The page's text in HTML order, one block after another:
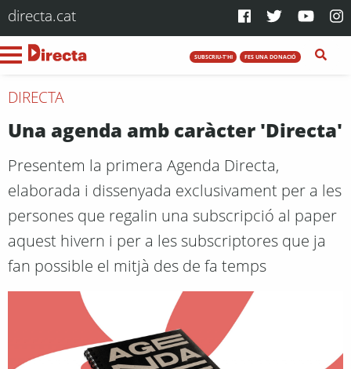
directa.cat
SUBSCRIU-T'HI FES UNA DONACIÓ
DIRECTA
Una agenda amb caràcter 'Directa'
Presentem la primera Agenda Directa,
elaborada i dissenyada exclusivament per a les
persones que regalin una subscripció al paper
aquest hivern i per a les subscriptores que ja
fan possible el mitjà des de fa temps